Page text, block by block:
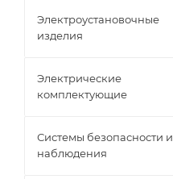
Электроустановочные
изделия
Электрические
комплектующие
Системы безопасности и
наблюдения